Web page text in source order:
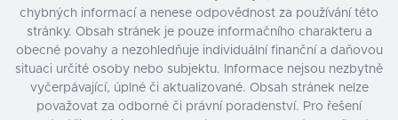
chybných informací a nenese odpovědnost za používání této
stránky. Obsah stránek je pouze informačního charakteru a
obecné povahy a nezohledňuje individuální finanční a daňovou
situaci určité osoby nebo subjektu. Informace nejsou nezbytně
vyčerpávající, úplné či aktualizované. Obsah stránek nelze
považovat za odborné či právní poradenství. Pro řešení